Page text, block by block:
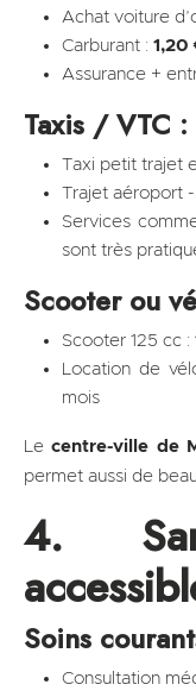
Achat voiture
Carburant : 1,20
Assurance +
Taxis / VTC :
Taxi petit trajet
Trajet aéroport
Services
sont très
Scooter ou
Scooter 125 cc :
Location de
mois
Lecentre-ville de
permet aussi de
4.
Soins
Consultation